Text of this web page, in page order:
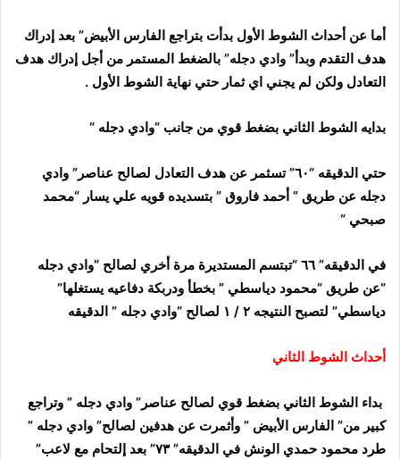
أما عن أحداث الشوط الأول بدأت بتراجع الفارس الأبيض” بعد إدراك
هدف التقدم وبدأ” وادي دجله” بالضغط المستمر من أجل إدراك هدف
التعادل ولكن لم يجني اي ثمار حتي نهاية الشوط الأول .
بدايه الشوط الثاني بضغط قوي من جانب “وادي دجله “
حتي الدقيقه “٦٠” تسثمر عن هدف التعادل لصالح عناصر” وادي
دجله عن طريق ” أحمد فاروق ” بتسديده قويه علي يسار “محمد
صبحي “
في الدقيقه” ٦٦ “تبتسم المستديرة مرة أخري لصالح “وادي دجله
“عن طريق “محمود دياسطي ” بخطأ ودربكة دفاعيه يستغلها”
دياسطي” لتصبح النتيجه ٢ / ١ لصالح “وادي دجله ” الدقيقه
أحداث الشوط الثاني
بداء الشوط الثاني بضغط قوي لصالح عناصر” وادي دجله ” وتراجع
كبير من” الفارس الأبيض ” وأثمرت عن هدفين لصالح” وادي دجله ”
طرد محمود حمدي الونش في الدقيقه” ٧٣” بعد إلتحام مع لاعب”